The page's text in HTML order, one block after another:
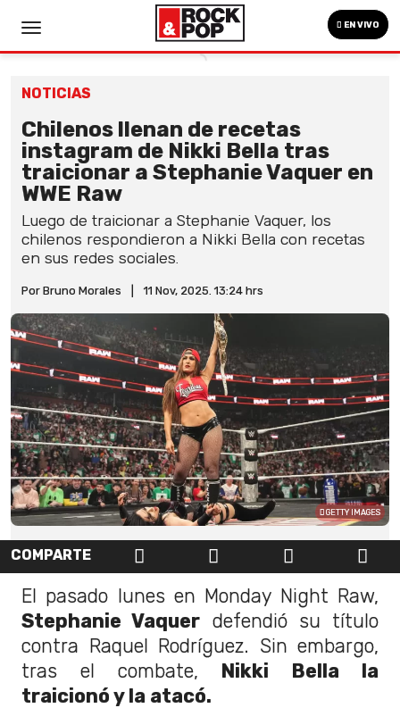
EN VIVO
NOTICIAS
Chilenos llenan de recetas
instagram de Nikki Bella tras
traicionar a Stephanie Vaquer en
WWE Raw
Luego de traicionar a Stephanie Vaquer, los
chilenos respondieron a Nikki Bella con recetas
en sus redes sociales.
Por Bruno Morales 11 Nov, 2025. 13:24 hrs
GETTY IMAGES
COMPARTE
El pasado lunes en Monday Night Raw,
Stephanie Vaquer defendió su título
contra Raquel Rodríguez. Sin embargo,
tras el combate, Nikki Bella la
traicionó y la atacó.